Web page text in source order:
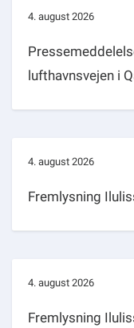
4. august 2026
lufthavnsvejen i
4. august 2026
Fremlysning
4. august 2026
Fremlysning